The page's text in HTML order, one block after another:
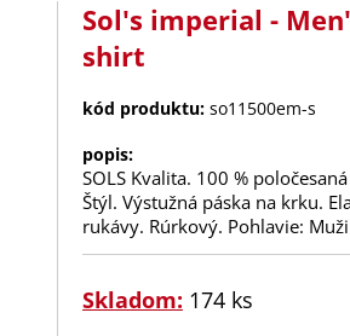
Sol's imperial -
shirt
kód produktu: so11500em-s
popis:
SOLS Kvalita. 100 %
Štýl. Výstužná páska na krku.
rukávy. Rúrkový. Pohlavie: Muži
Skladom: 174 ks